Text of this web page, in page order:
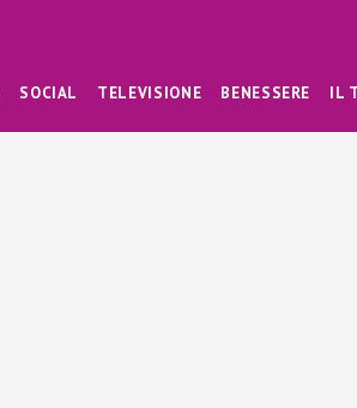
SOCIAL TELEVISIONE BENESSERE IL